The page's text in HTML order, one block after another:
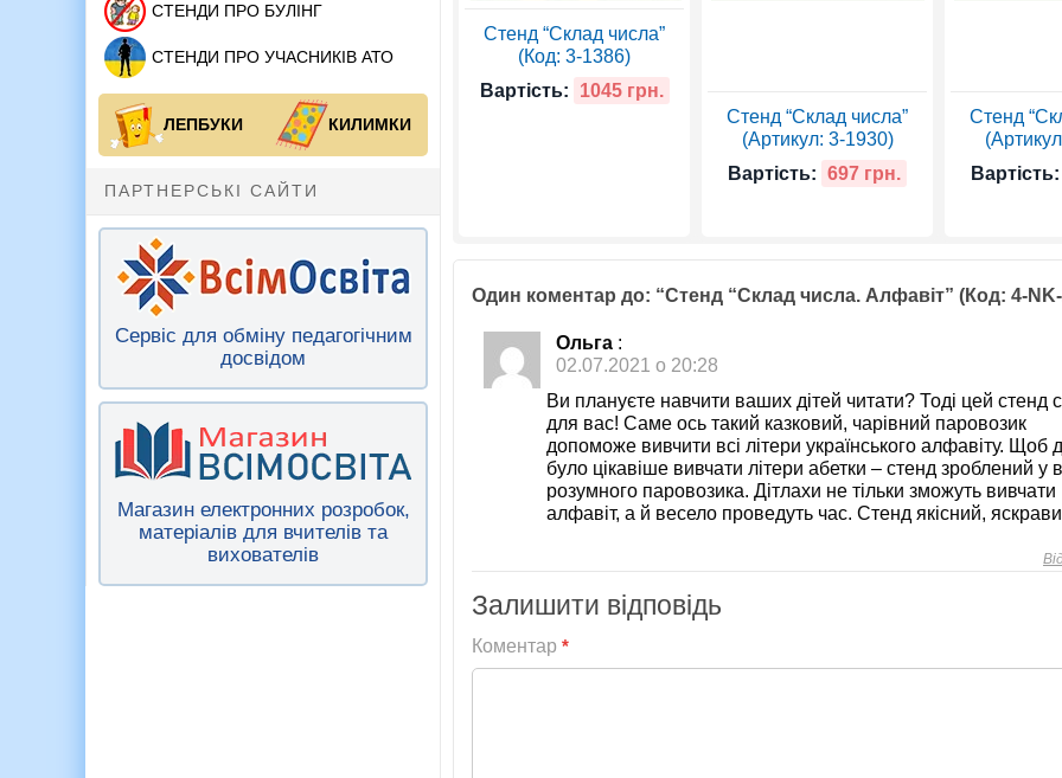
СТЕНДИ ПРО БУЛІНГ
СТЕНДИ ПРО УЧАСНИКІВ АТО
ЛЕПБУКИ КИЛИМКИ
ПАРТНЕРСЬКІ САЙТИ
Сервіс для обміну педагогічним
досвідом
Магазин електронних розробок,
матеріалів для вчителів та
вихователів
Стенд “Склад числа”
(Код: 3-1386)
Вартість:
1045 грн.
Стенд “Склад числа”
(Артикул: 3-1930)
Вартість: 697 грн.
Стенд
Вартість:
Один коментар до: “Стенд “Склад числа. Алфавіт” (Код: 4-NK-
Ольга :
02.07.2021 о 20:28
Ви плануєте навчити ваших дітей читати? Тоді цей стенд
для вас! Саме ось такий казковий, чарівний паровозик
допоможе вивчити всі літери українського алфавіту. Щоб
було цікавіше вивчати літери абетки – стенд зроблений у
розумного паровозика. Дітлахи не тільки зможуть вивчати
алфавіт, а й весело проведуть час. Стенд якісний,
Залишити відповідь
Коментар *